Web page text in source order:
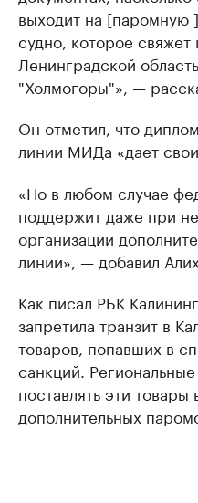
выходит на [паромную
судно, которое
Ленинградской
"Холмогоры"», —
Он отметил, что
линии МИДа «дает свои
«Но в любом случае
поддержит даже при
организации
линии», — добавил
Как писал РБК
запретила транзит в
товаров, попавших в
санкций.
поставлять эти
дополнительных